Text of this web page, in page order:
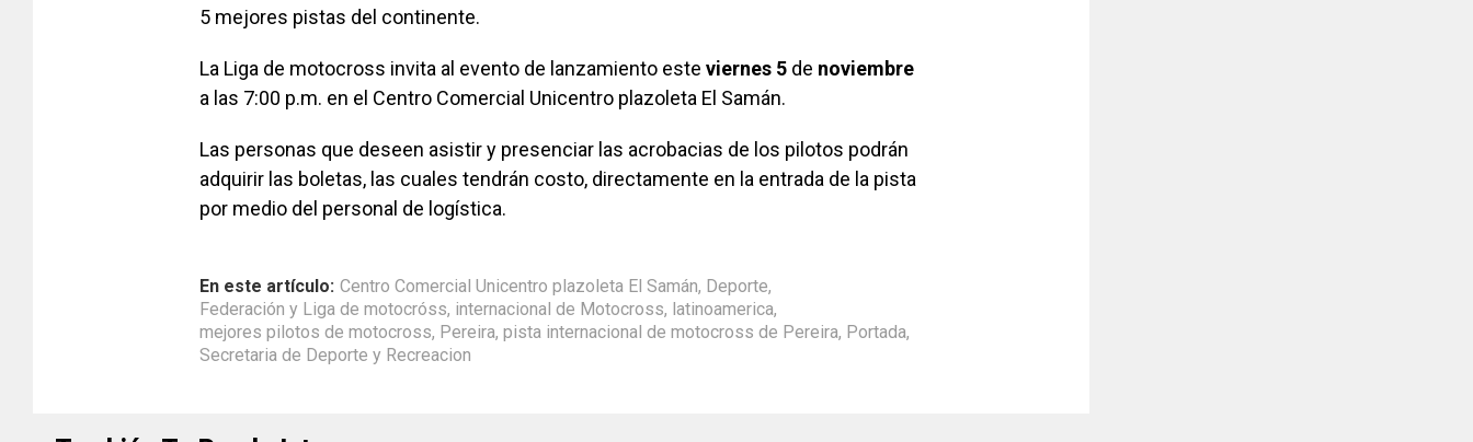
5 mejores pistas del continente.
La Liga de motocross invita al evento de lanzamiento este viernes 5 de noviembre
a las 7:00 p.m. en el Centro Comercial Unicentro plazoleta El Samán.
Las personas que deseen asistir y presenciar las acrobacias de los pilotos podrán
adquirir las boletas, las cuales tendrán costo, directamente en la entrada de la pista
por medio del personal de logística.
En este artículo: Centro Comercial Unicentro plazoleta El Samán, Deporte,
Federación y Liga de motocróss, internacional de Motocross, latinoamerica,
mejores pilotos de motocross, Pereira, pista internacional de motocross de Pereira, Portada,
Secretaria de Deporte y Recreacion